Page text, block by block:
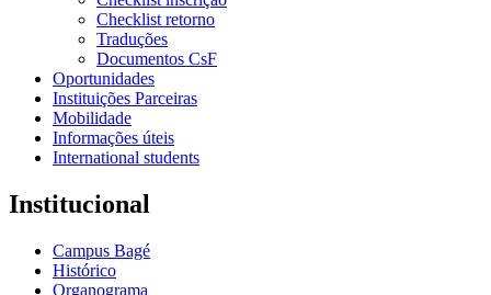
Checklist retorno
Traduções
Documentos CsF
Oportunidades
Instituições Parceiras
Mobilidade
Informações úteis
International students
Institucional
Campus Bagé
Histórico
Organograma